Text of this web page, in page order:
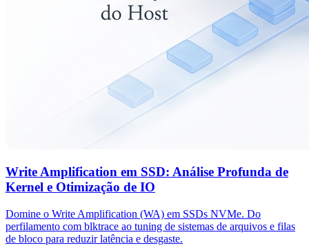
Write Amplification em SSD: Análise Profunda de
Kernel e Otimização de IO
Domine o Write Amplification (WA) em SSDs NVMe. Do
perfilamento com blktrace ao tuning de sistemas de arquivos e filas
de bloco para reduzir latência e desgaste.